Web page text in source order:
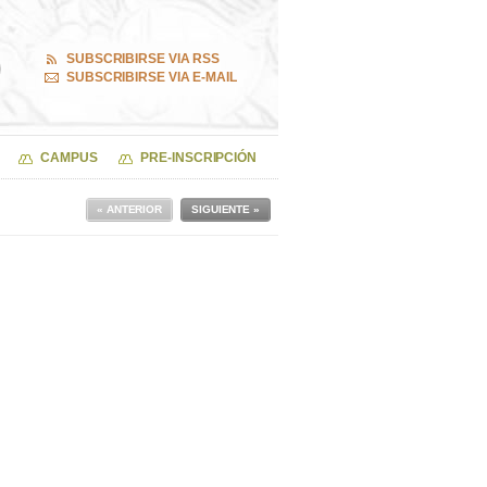
SUBSCRIBIRSE VIA RSS
SUBSCRIBIRSE VIA E-MAIL
CAMPUS PRE-INSCRIPCIÓN
SIGUIENTE »
« ANTERIOR